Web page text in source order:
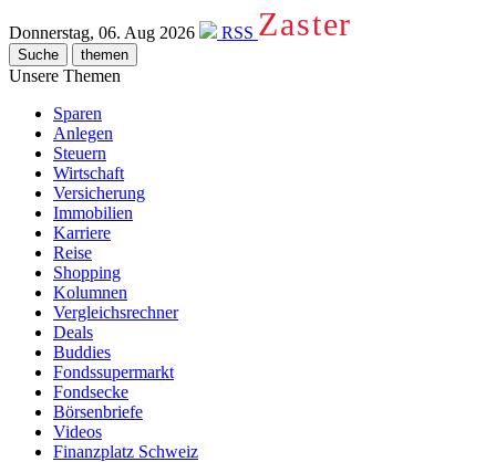
Donnerstag, 06. Aug 2026 RSS Zaster
Suche themen
Unsere Themen
Sparen
Anlegen
Steuern
Wirtschaft
Versicherung
Immobilien
Karriere
Reise
Shopping
Kolumnen
Vergleichsrechner
Deals
Buddies
Fondssupermarkt
Fondsecke
Börsenbriefe
Videos
Finanzplatz Schweiz